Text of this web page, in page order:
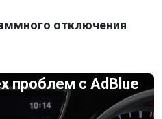
отключения
проблем с AdBlue